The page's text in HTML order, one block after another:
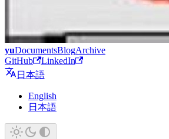
yuDocumentsBlogArchive
GitHub
LinkedIn
日本語
English
日本語